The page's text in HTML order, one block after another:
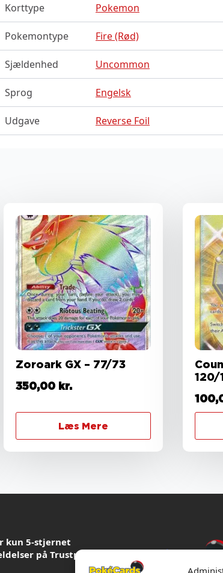
Korttype Pokemon
Pokemontype Fire (Rød)
Sjældenhed Uncommon
Sprog Engelsk
Udgave Reverse Foil
Zoroark GX – 77/73
350,00 kr.
Læs Mere
120/
kun 5-stjernet
på Trustpilot